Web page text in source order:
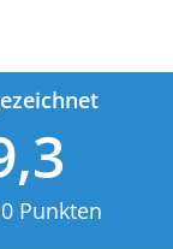
Punkten